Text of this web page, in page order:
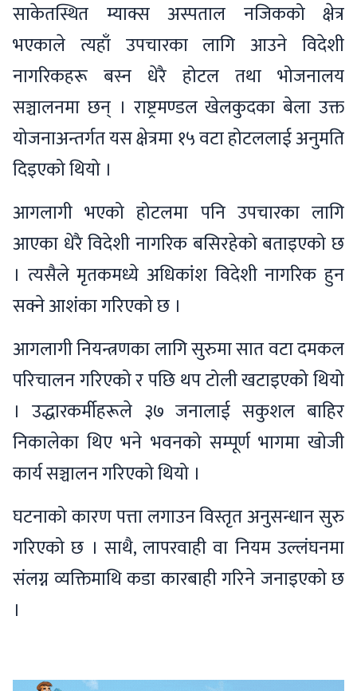
साकेतस्थित म्याक्स अस्पताल नजिकको क्षेत्र
भएकाले त्यहाँ उपचारका लागि आउने विदेशी
नागरिकहरू बस्न धेरै होटल तथा भोजनालय
सञ्चालनमा छन् । राष्ट्रमण्डल खेलकुदका बेला उक्त
योजनाअन्तर्गत यस क्षेत्रमा १५ वटा होटललाई अनुमति
दिइएको थियो ।
आगलागी भएको होटलमा पनि उपचारका लागि
आएका धेरै विदेशी नागरिक बसिरहेको बताइएको छ
। त्यसैले मृतकमध्ये अधिकांश विदेशी नागरिक हुन
सक्ने आशंका गरिएको छ ।
आगलागी नियन्त्रणका लागि सुरुमा सात वटा दमकल
परिचालन गरिएको र पछि थप टोली खटाइएको थियो
। उद्धारकर्मीहरूले ३७ जनालाई सकुशल बाहिर
निकालेका थिए भने भवनको सम्पूर्ण भागमा खोजी
कार्य सञ्चालन गरिएको थियो ।
घटनाको कारण पत्ता लगाउन विस्तृत अनुसन्धान सुरु
गरिएको छ । साथै, लापरवाही वा नियम उल्लंघनमा
संलग्न व्यक्तिमाथि कडा कारबाही गरिने जनाइएको छ
।